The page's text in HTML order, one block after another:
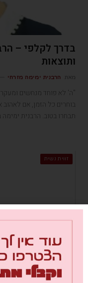
בדרך לקלפי –
ותוצאות
הרבנית ימימה מזרחי
"ה' לא פוחד מנחשים
בוחרים כל הזמן, אם
תבחרו בטוב. הרבנית ימימה
זווית נשית